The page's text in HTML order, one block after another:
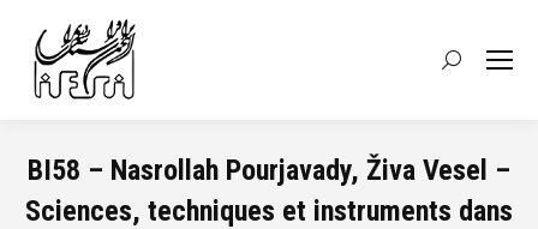
Recherche
BI58 – Nasrollah Pourjavady, Živa Vesel –
Sciences, techniques et instruments dans